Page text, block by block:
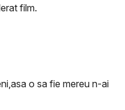
film.
o sa fie mereu n-ai